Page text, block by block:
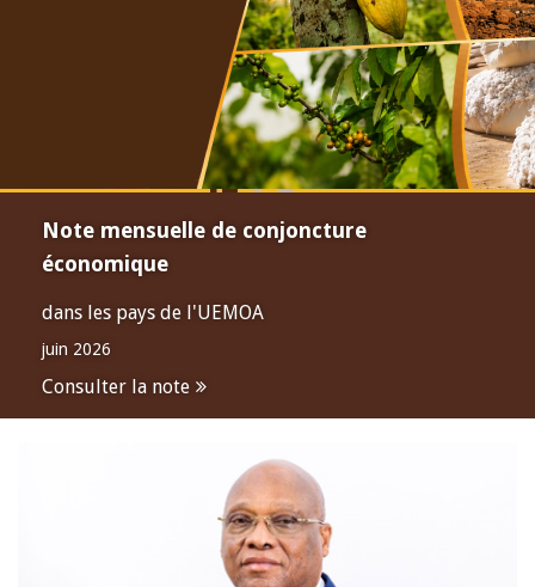
Note mensuelle de conjoncture
économique
dans les pays de l'UEMOA
juin 2026
Consulter la note